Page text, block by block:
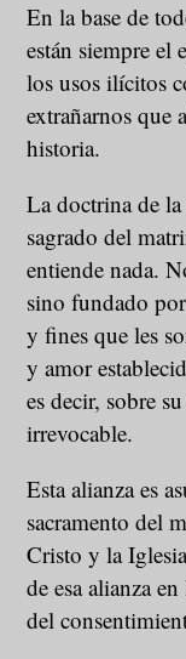
En la base de
están siempre
los usos ilícitos
extrañarnos que
historia.
La doctrina de la
sagrado del
entiende nada.
sino fundado
y fines que les
y amor
es decir, sobre
irrevocable.
Esta alianza es
sacramento del
Cristo y la
de esa alianza
del